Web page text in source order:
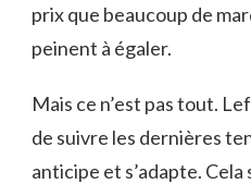
prix que beaucoup de
peinent à égaler.
Mais ce n’est pas tout.
de suivre les dernières
anticipe et s’adapte.